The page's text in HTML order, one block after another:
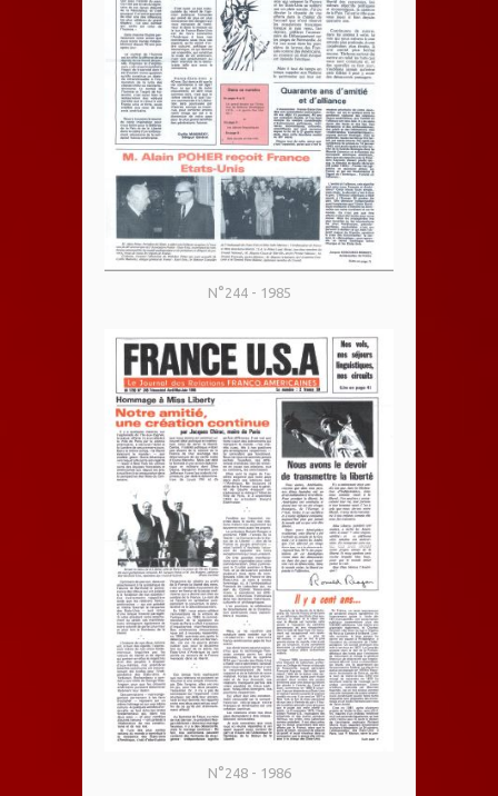
N°244 - 1985
N°248 - 1986